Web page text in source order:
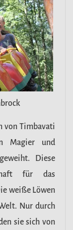
von Timbavati
Magier und
Diese
für das
weiße Löwen
Nur durch
sie sich von